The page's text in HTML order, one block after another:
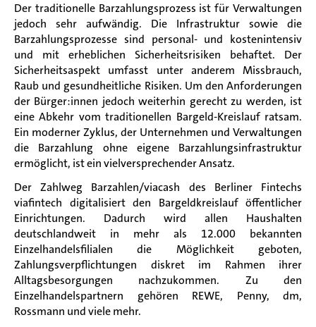
Der traditionelle Barzahlungsprozess ist für Verwaltungen
jedoch sehr aufwändig. Die Infrastruktur sowie die
Barzahlungsprozesse sind personal- und kostenintensiv
und mit erheblichen Sicherheitsrisiken behaftet. Der
Sicherheitsaspekt umfasst unter anderem Missbrauch,
Raub und gesundheitliche Risiken. Um den Anforderungen
der Bürger:innen jedoch weiterhin gerecht zu werden, ist
eine Abkehr vom traditionellen Bargeld-Kreislauf ratsam.
Ein moderner Zyklus, der Unternehmen und Verwaltungen
die Barzahlung ohne eigene Barzahlungsinfrastruktur
ermöglicht, ist ein vielversprechender Ansatz.
Der Zahlweg Barzahlen/viacash des Berliner Fintechs
viafintech digitalisiert den Bargeldkreislauf öffentlicher
Einrichtungen. Dadurch wird allen Haushalten
deutschlandweit in mehr als 12.000 bekannten
Einzelhandelsfilialen die Möglichkeit geboten,
Zahlungsverpflichtungen diskret im Rahmen ihrer
Alltagsbesorgungen nachzukommen. Zu den
Einzelhandelspartnern gehören REWE, Penny, dm,
Rossmann und viele mehr.